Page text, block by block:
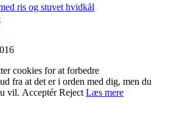
ris og stuvet hvidkål
cookies for at forbedre
fra at det er i orden med dig, men du
vil. Acceptér Reject Læs mere